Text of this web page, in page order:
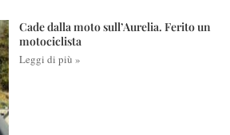
Cade dalla moto sull’Aurelia. Ferito un
motociclista
Leggi di più »